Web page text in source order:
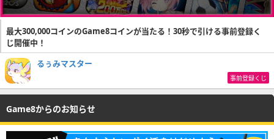
最大300,000コインのGame8コインが当たる！30秒で引ける事前登録く
じ開催中！
るぅみマスター
事前登録くじ
Game8からのお知らせ